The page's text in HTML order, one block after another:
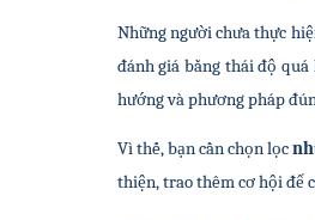
Những người chưa thực
đánh giá bằng thái độ
hướng và phương pháp
Vì thế, bạn cần chọn lọc
thiện, trao thêm cơ hội để